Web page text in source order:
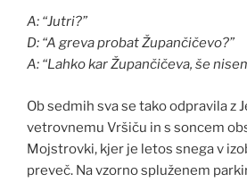
A: “Jutri?”
D: “A greva probat Župančičevo?”
A: “Lahko kar Župančičeva, še
Ob sedmih sva se tako odpravila z
vetrovnemu Vršiču in s soncem
Mojstrovki, kjer je letos snega v
preveč. Na vzorno spluženem